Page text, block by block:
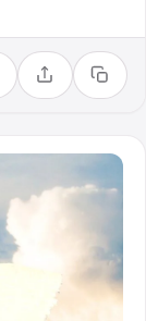
Compartilhar
Copiar